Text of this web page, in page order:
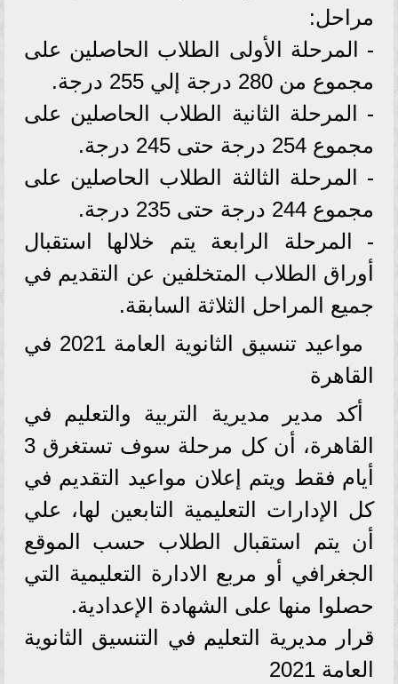
مراحل:
- المرحلة الأولى الطلاب الحاصلين على
مجموع من 280 درجة إلي 255 درجة.
- المرحلة الثانية الطلاب الحاصلين على
مجموع 254 درجة حتى 245 درجة.
- المرحلة الثالثة الطلاب الحاصلين على
مجموع 244 درجة حتى 235 درجة.
- المرحلة الرابعة يتم خلالها استقبال
أوراق الطلاب المتخلفين عن التقديم في
جميع المراحل الثلاثة السابقة.
مواعيد تنسيق الثانوية العامة 2021 في
القاهرة
أكد مدير مديرية التربية والتعليم في
القاهرة، أن كل مرحلة سوف تستغرق 3
أيام فقط ويتم إعلان مواعيد التقديم في
كل الإدارات التعليمية التابعين لها، علي
أن يتم استقبال الطلاب حسب الموقع
الجغرافي أو مربع الادارة التعليمية التي
حصلوا منها على الشهادة الإعدادية.
قرار مديرية التعليم في التنسيق الثانوية
العامة 2021